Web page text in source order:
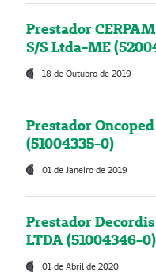
Prestador
S/S Ltda-ME
18 de Outubro de 2019
Prestador
(51004335-0)
01 de Janeiro de 2019
Prestador
LTDA (51004346-0)
01 de Abril de 2020